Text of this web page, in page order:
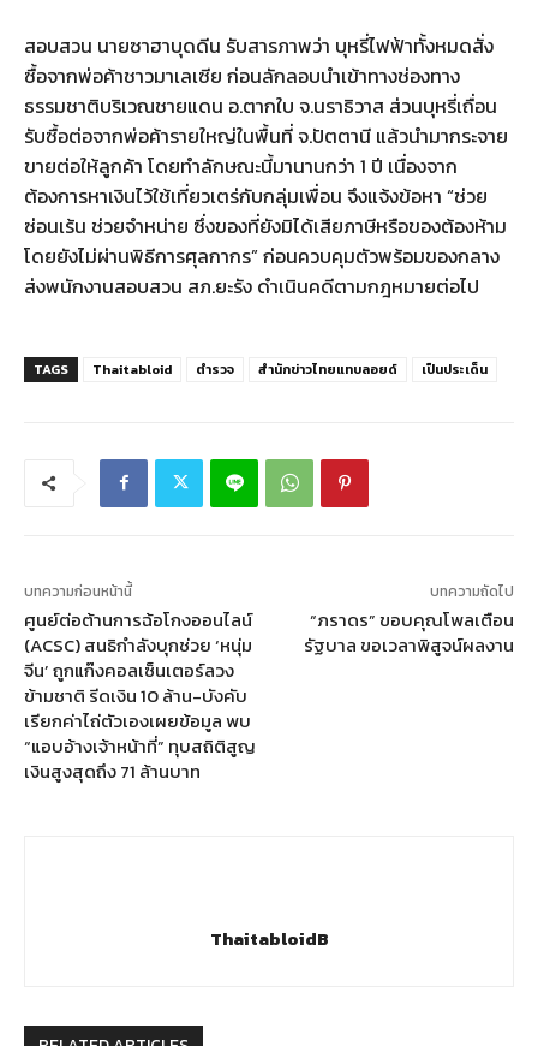
สอบสวน นายซาฮาบุดดีน รับสารภาพว่า บุหรี่ไฟฟ้าทั้งหมดสั่ง
ซื้อจากพ่อค้าชาวมาเลเซีย ก่อนลักลอบนำเข้าทางช่องทาง
ธรรมชาติบริเวณชายแดน อ.ตากใบ จ.นราธิวาส ส่วนบุหรี่เถื่อน
รับซื้อต่อจากพ่อค้ารายใหญ่ในพื้นที่ จ.ปัตตานี แล้วนำมากระจาย
ขายต่อให้ลูกค้า โดยทำลักษณะนี้มานานกว่า 1 ปี เนื่องจาก
ต้องการหาเงินไว้ใช้เที่ยวเตร่กับกลุ่มเพื่อน จึงแจ้งข้อหา “ช่วย
ซ่อนเร้น ช่วยจำหน่าย ซึ่งของที่ยังมิได้เสียภาษีหรือของต้องห้าม
โดยยังไม่ผ่านพิธีการศุลกากร” ก่อนควบคุมตัวพร้อมของกลาง
ส่งพนักงานสอบสวน สภ.ยะรัง ดำเนินคดีตามกฎหมายต่อไป
TAGS Thaitabloid ตำรวจ สำนักข่าวไทยแทบลอยด์ เป็นประเด็น
บทความก่อนหน้านี้
ศูนย์ต่อต้านการฉ้อโกงออนไลน์​
(ACSC) สนธิกำลังบุกช่วย ‘หนุ่ม
จีน’ ถูกแก๊งคอลเซ็นเตอร์ลวง
ข้ามชาติ รีดเงิน 10 ล้าน-บังคับ
เรียกค่าไถ่ตัวเองเผยข้อมูล พบ
“แอบอ้างเจ้าหน้าที่” ทุบสถิติสูญ
เงินสูงสุดถึง 71 ล้านบาท
บทความถัดไป
“ภราดร” ขอบคุณโพลเตือน
รัฐบาล ขอเวลาพิสูจน์ผลงาน
ThaitabloidB